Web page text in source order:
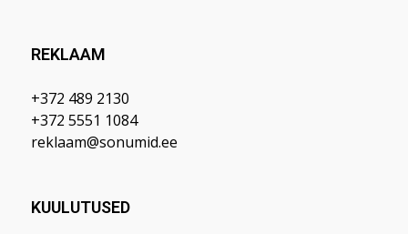
REKLAAM
+372 489 2130
+372 5551 1084
reklaam@sonumid.ee
KUULUTUSED